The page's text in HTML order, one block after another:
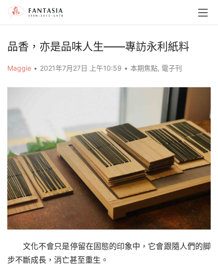
品香，亦是品味人生——專訪永利紙料
Maggie • 2021年7月27日 上午10:59 • 本期焦點, 電子刊
文化不會只是停留在固態的印象中，它會跟隨人們的脚
步不斷成長，消亡甚至重生。